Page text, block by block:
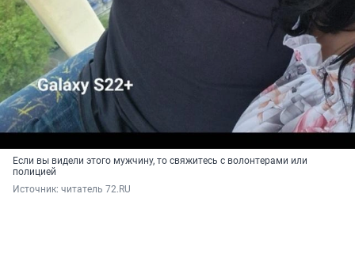
Если вы видели этого мужчину, то свяжитесь с волонтерами или
полицией
Источник: читатель 72.RU